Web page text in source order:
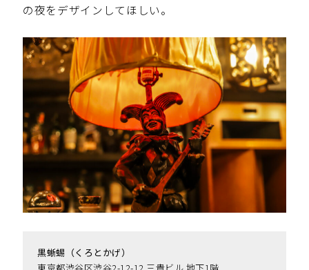
の夜をデザインしてほしい。
黒蜥蜴（くろとかげ）